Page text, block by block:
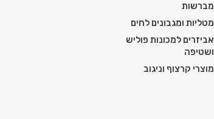
מברשות
מטליות ומגבונים לחים
אביזרים למכונות פוליש
ושטיפה
מוצרי קרצוף וניגוב